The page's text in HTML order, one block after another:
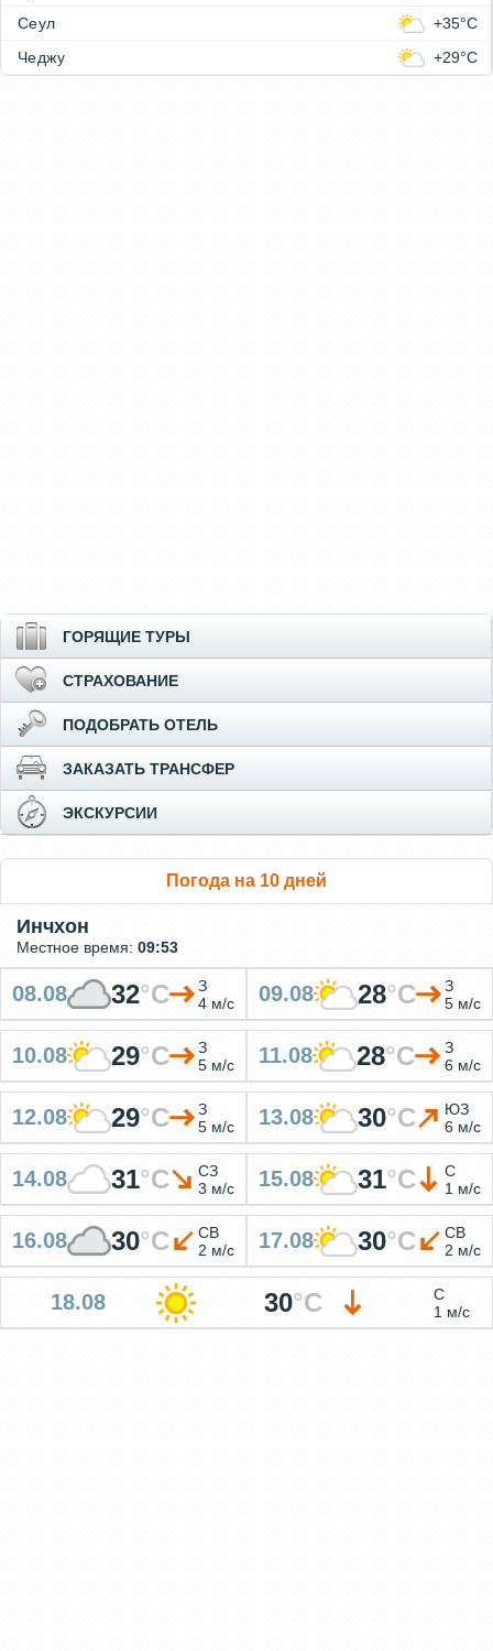
Сеул
+35°C
Чеджу
+29°C
ГОРЯЩИЕ ТУРЫ
СТРАХОВАНИЕ
ПОДОБРАТЬ ОТЕЛЬ
ЗАКАЗАТЬ ТРАНСФЕР
ЭКСКУРСИИ
Погода на 10 дней
Инчхон
Местное время: 09:53
08.08 32°C
З
4 м/с
09.08 28°C
З
5 м/с
10.08 29°C
З
5 м/с
11.08 28°C
З
6 м/с
12.08 29°C
З
5 м/с
13.08 30°C
ЮЗ
6 м/с
14.08 31°C
СЗ
3 м/с
15.08 31°C
С
1 м/с
16.08 30°C
СВ
2 м/с
17.08 30°C
СВ
2 м/с
18.08 30°C
С
1 м/с